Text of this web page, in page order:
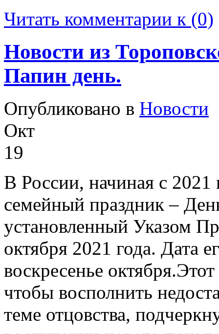
Читать комментарии к (0)
Новости из
Папин день.
Опубликовано в Новости
Окт
19
В России, начиная с 2021
семейный праздник –
установленный Указом
октября 2021 года. Дата
воскресенье
чтобы восполнить
теме отцовства,